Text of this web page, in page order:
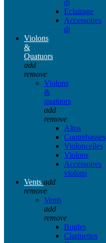
dj
Eclairage
Accessoires
dj
Violons
&
Quatuors
add
remove
Violons
&
quatuors
add
remove
Altos
Contrebasses
Violoncelles
Violons
Accessoires
violons
Vents add
remove
Vents
add
remove
Bugles
Clarinettes